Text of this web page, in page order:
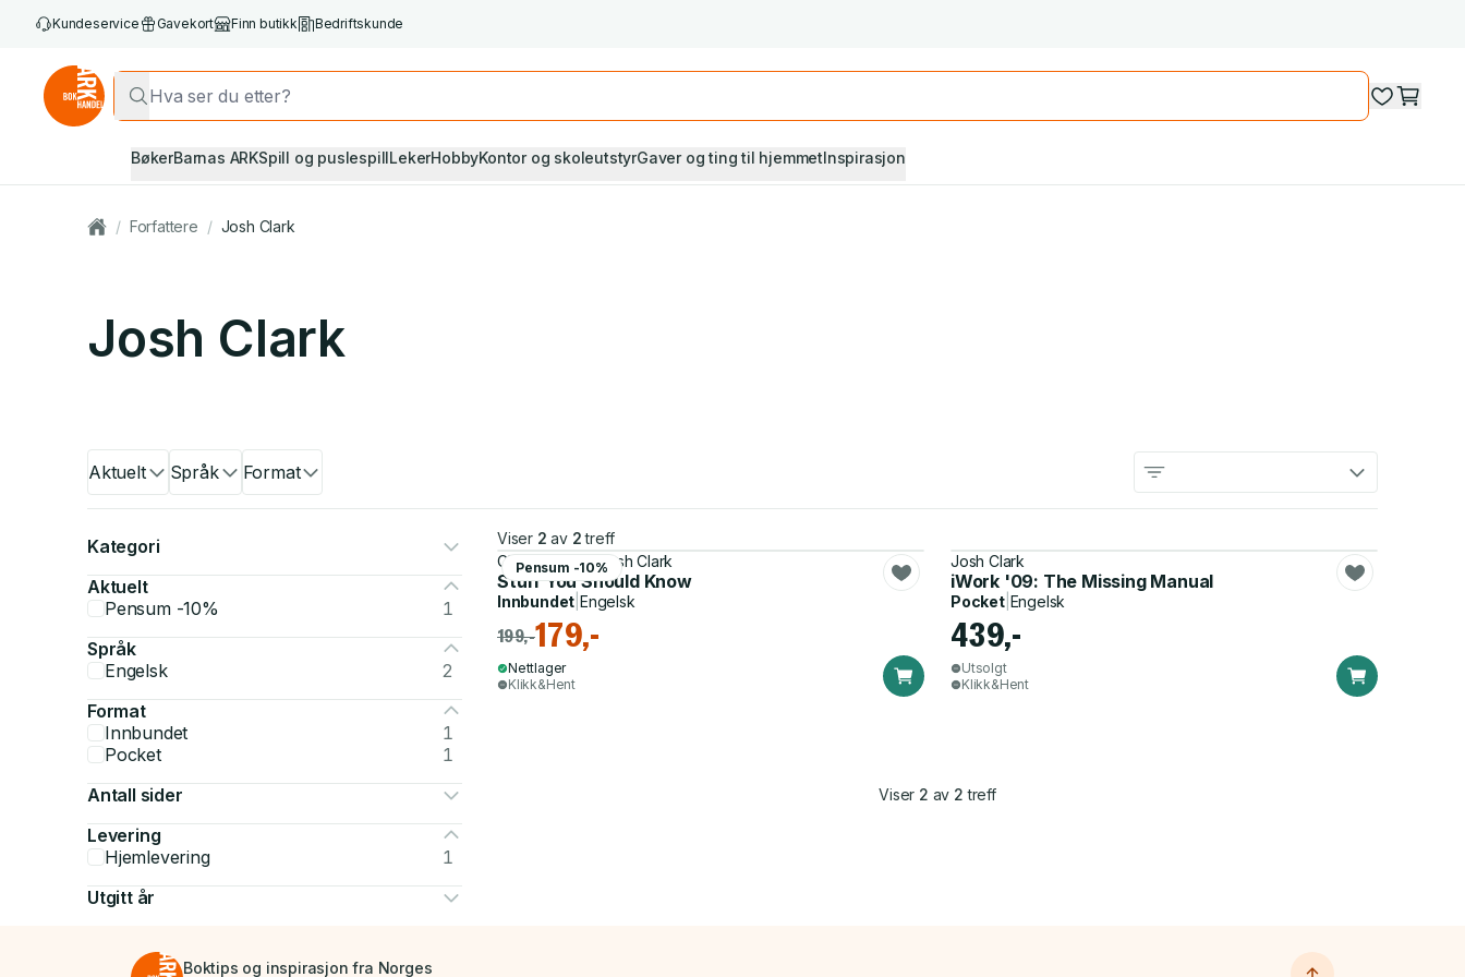
Kundeservice Gavekort Finn butikk Bedriftskunde
BøkerBarnas ARKSpill og puslespillLekerHobbyKontor og skoleutstyrGaver og ting til hjemmetInspirasjon
/ Forfattere / Josh Clark
Josh Clark
Aktuelt Språk Format
Kategori
Aktuelt
Pensum -10%
1
Språk
Engelsk
2
Format
Innbundet
1
Pocket
1
Antall sider
Levering
Hjemlevering
1
Utgitt år
Viser 2 av 2 treff
Pensum -10%
Chuck Bryant, Josh Clark
Stuff You Should Know
Innbundet |Engelsk
199,-179,-
Nettlager
Klikk&Hent
Josh Clark
iWork '09: The Missing Manual
Pocket| Engelsk
439,-
Utsolgt
Klikk&Hent
Viser 2 av 2 treff
Boktips og inspirasjon fra Norges